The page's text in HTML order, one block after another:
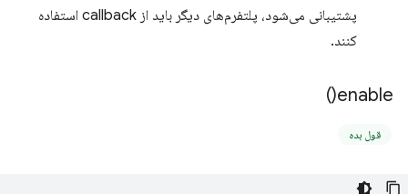
پشتیبانی می‌شود، پلتفرم‌های دیگر باید از callback استفاده
کنند.
enable(
)
قول بده